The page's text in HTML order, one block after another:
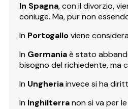
In Spagna, con il divorzio,
coniuge. Ma, pur non
In Portogalloviene
In Germaniaè stato
bisogno del richiedente, ma
In Ungheriainvece si ha
In Inghilterranon si va per